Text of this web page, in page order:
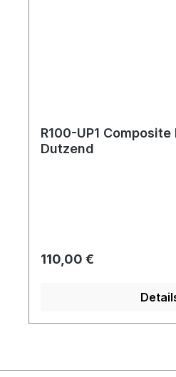
R100-UP1
Dutzend
Regulärer Preis:
110,00 €